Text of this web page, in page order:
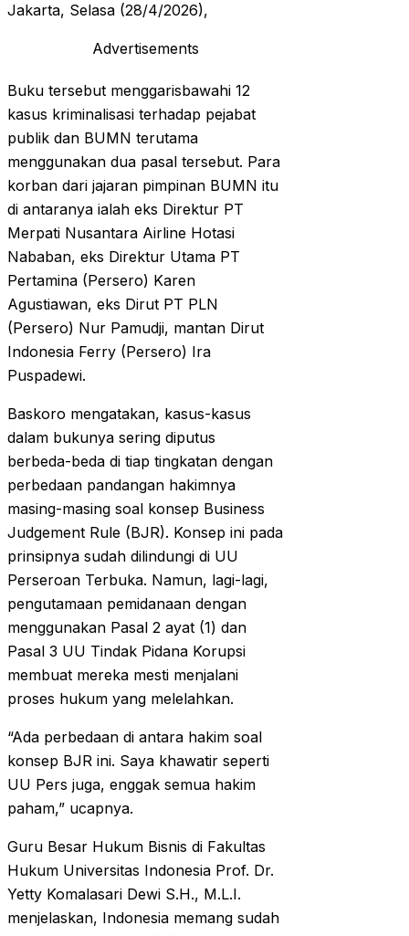
Jakarta, Selasa (28/4/2026),
Advertisements
Buku tersebut menggarisbawahi 12
kasus kriminalisasi terhadap pejabat
publik dan BUMN terutama
menggunakan dua pasal tersebut. Para
korban dari jajaran pimpinan BUMN itu
di antaranya ialah eks Direktur PT
Merpati Nusantara Airline Hotasi
Nababan, eks Direktur Utama PT
Pertamina (Persero) Karen
Agustiawan, eks Dirut PT PLN
(Persero) Nur Pamudji, mantan Dirut
Indonesia Ferry (Persero) Ira
Puspadewi.
Baskoro mengatakan, kasus-kasus
dalam bukunya sering diputus
berbeda-beda di tiap tingkatan dengan
perbedaan pandangan hakimnya
masing-masing soal konsep Business
Judgement Rule (BJR). Konsep ini pada
prinsipnya sudah dilindungi di UU
Perseroan Terbuka. Namun, lagi-lagi,
pengutamaan pemidanaan dengan
menggunakan Pasal 2 ayat (1) dan
Pasal 3 UU Tindak Pidana Korupsi
membuat mereka mesti menjalani
proses hukum yang melelahkan.
“Ada perbedaan di antara hakim soal
konsep BJR ini. Saya khawatir seperti
UU Pers juga, enggak semua hakim
paham,” ucapnya.
Guru Besar Hukum Bisnis di Fakultas
Hukum Universitas Indonesia Prof. Dr.
Yetty Komalasari Dewi S.H., M.L.I.
menjelaskan, Indonesia memang sudah